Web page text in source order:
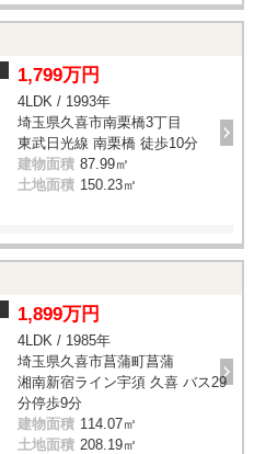
1,799万円
4LDK / 1993年
埼玉県久喜市南栗橋3丁目
東武日光線 南栗橋 徒歩10分
建物面積 87.99㎡
土地面積 150.23㎡
1,899万円
4LDK / 1985年
埼玉県久喜市菖蒲町菖蒲
湘南新宿ライン宇須 久喜 バス29
分停歩9分
建物面積 114.07㎡
土地面積 208.19㎡